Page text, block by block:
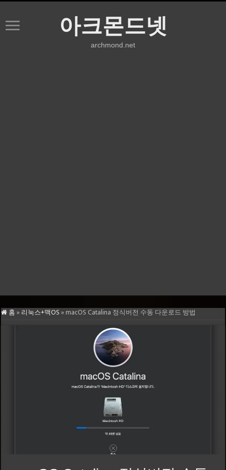
아크몬드넷
archmond.net
홈 » 리눅스+맥OS » macOS Catalina 정식버전 수동 다운로드 방법